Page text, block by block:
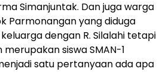
Simanjuntak. Dan juga warga
Parmonangan yang diduga
dengan R. Silalahi tetapi
siswa SMAN-1
satu pertanyaan ada apa